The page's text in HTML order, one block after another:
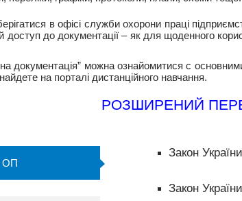
в офісі служби охорони праці
доступ до документації – як для щоденного
документація” можна ознайомитися с
на порталі дистанційного навчання.
РОЗШИРЕНИЙ
ОП
Закон
Закон